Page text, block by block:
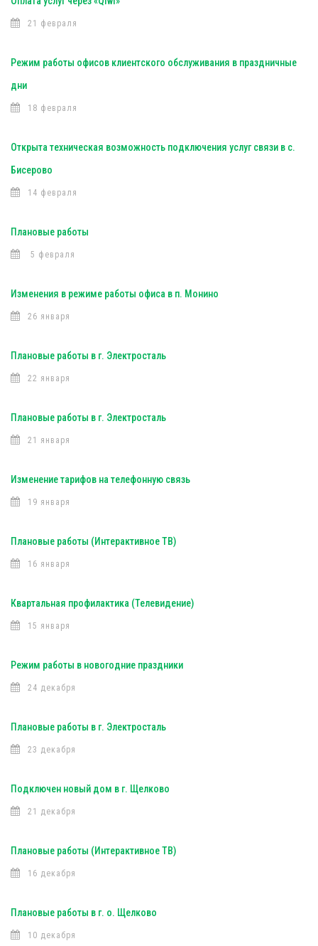
21 февраля
Режим работы офисов клиентского обслуживания в праздничные
дни
18 февраля
Открыта техническая возможность подключения услуг связи в с.
Бисерово
14 февраля
Плановые работы
5 февраля
Изменения в режиме работы офиса в п. Монино
26 января
Плановые работы в г. Электросталь
22 января
Плановые работы в г. Электросталь
21 января
Изменение тарифов на телефонную связь
19 января
Плановые работы (Интерактивное ТВ)
16 января
Квартальная профилактика (Телевидение)
15 января
Режим работы в новогодние праздники
24 декабря
Плановые работы в г. Электросталь
23 декабря
Подключен новый дом в г. Щелково
21 декабря
Плановые работы (Интерактивное ТВ)
16 декабря
Плановые работы в г. о. Щелково
10 декабря